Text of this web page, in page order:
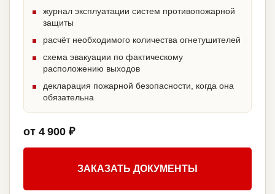
журнал эксплуатации систем противопожарной
защиты
расчёт необходимого количества огнетушителей
схема эвакуации по фактическому
расположению выходов
декларация пожарной безопасности, когда она
обязательна
от 4 900 ₽
ЗАКАЗАТЬ ДОКУМЕНТЫ